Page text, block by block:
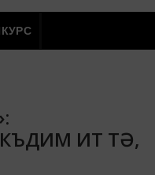
ИТ ТӘ,